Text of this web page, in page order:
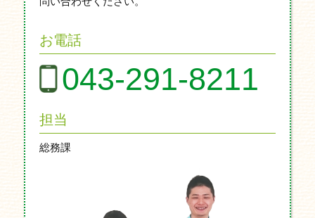
お電話
043-291-8211
担当
総務課